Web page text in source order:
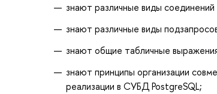
знают различные виды соединений
знают различные виды
знают общие табличные
знают принципы организации
реализации в СУБД PostgreSQL;